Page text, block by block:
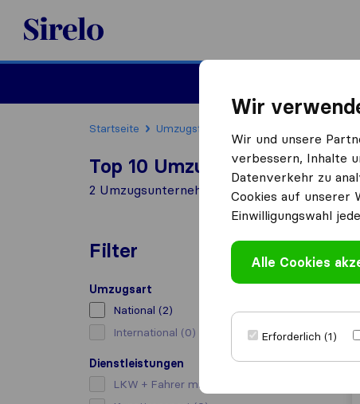
Sirelo.at
Startseite Umzugsfirmen
Top 10
2 Umzugs​unternehmen gefunden in
Filter
Umzugsart
National (2)
International (0)
Dienstleistungen
LKW + Fahrer mieten
Wir
Wir und unsere
verbessern, Inhalte
Datenverkehr zu
Cookies auf unserer
Einwilligungswahl
Alle Cookies
Erforderlich (1)